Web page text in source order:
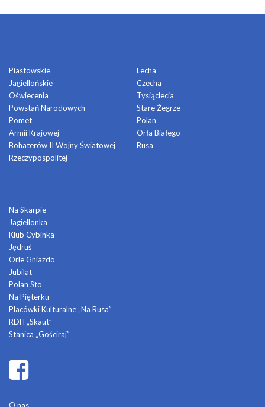
Piastowskie
Jagiellońskie
Oświecenia
Powstań Narodowych
Pomet
Armii Krajowej
Bohaterów II Wojny Światowej
Rzeczypospolitej
Lecha
Czecha
Tysiąclecia
Stare Żegrze
Polan
Orła Białego
Rusa
Na Skarpie
Jagiellonka
Klub Cybinka
Jędruś
Orle Gniazdo
Jubilat
Polan Sto
Na Pięterku
Placówki Kulturalne „Na Rusa”
RDH „Skaut”
Stanica „Gościraj”